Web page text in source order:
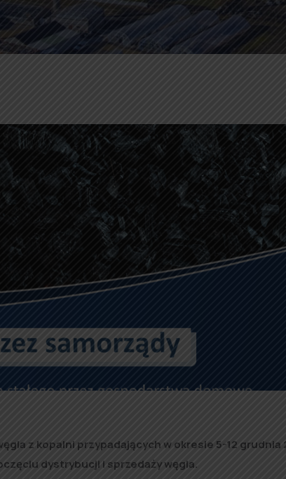
z kopalni przypadających w okresie 5-12 grudnia
dystrybucji i sprzedaży węgla.